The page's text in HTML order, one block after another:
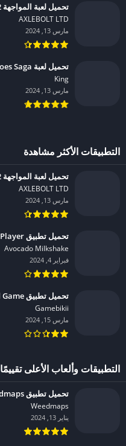
تحميل لعبة المواجهة 2 مهكرة للاندرويد 2024
AXLEBOLT LTD‏
مارس 13, 2024
تحميل لعبة Farm Heroes Saga مهكرة للاندرويد 2024
King‏
مارس 13, 2024
التطبيقات الأكثر مشاهدة
تحميل لعبة المواجهة 2 مهكرة للاندرويد 2024
AXLEBOLT LTD‏
مارس 13, 2024
تحميل تطبيق Provid Video Player مهكر للاندرويد 2024
Avocado Milkshake‏
فبراير 4, 2024
تحميل تطبيق Bikii Cloud Game مهكر للاندرويد 2024
Gamebikii‏
مارس 15, 2024
التطبيقات وألعاب الأعلى تقييمًا
تحميل تطبيق Weedmaps مهكر للاندرويد 2024
Weedmaps‏
يناير 13, 2024